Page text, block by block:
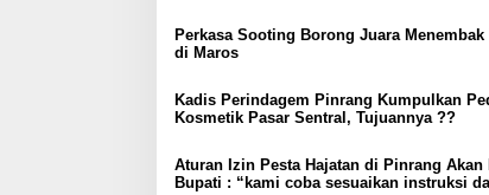
Perkasa Sooting Borong Juara
di Maros
Kadis Perindagem Pinrang Kumpulkan
Kosmetik Pasar Sentral, Tujuannya ??
Aturan Izin Pesta Hajatan di Pinrang Akan
Bupati : “kami coba sesuaikan instruksi